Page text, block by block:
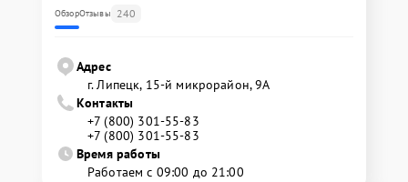
ОбзорОтзывы 240
Адрес
г. Липецк, 15-й микрорайон, 9А
Контакты
+7 (800) 301-55-83
+7 (800) 301-55-83
Время работы
Работаем с 09:00 до 21:00